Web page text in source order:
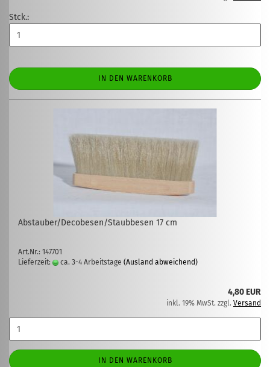
Stck.:
IN DEN WARENKORB
Abstauber/Decobesen/Staubbesen 17 cm
Art.Nr.: 147701
Lieferzeit:
ca. 3-4 Arbeitstage (Ausland abweichend)
4,80 EUR
inkl. 19% MwSt. zzgl. Versand
IN DEN WARENKORB